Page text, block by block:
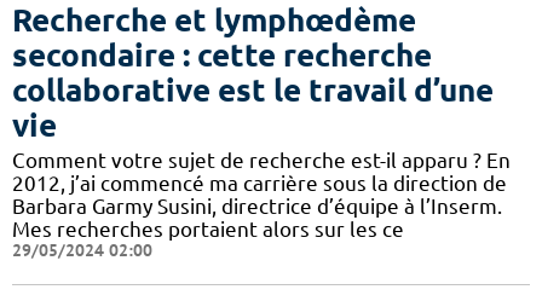
Recherche et lymphœdème
secondaire : cette recherche
collaborative est le travail d’une
vie
Comment votre sujet de recherche est-il apparu ? En
2012, j’ai commencé ma carrière sous la direction de
Barbara Garmy Susini, directrice d’équipe à l’Inserm.
Mes recherches portaient alors sur les ce
29/05/2024 02:00